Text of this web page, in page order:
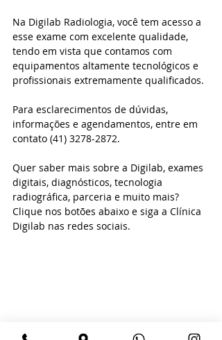
Na Digilab Radiologia, você tem acesso a
esse exame com excelente qualidade,
tendo em vista que contamos com
equipamentos altamente tecnológicos e
profissionais extremamente qualificados.
Para esclarecimentos de dúvidas,
informações e agendamentos, entre em
contato (41) 3278-2872.
Quer saber mais sobre a Digilab, exames
digitais, diagnósticos, tecnologia
radiográfica, parceria e muito mais?
Clique nos botões abaixo e siga a Clínica
Digilab nas redes sociais.